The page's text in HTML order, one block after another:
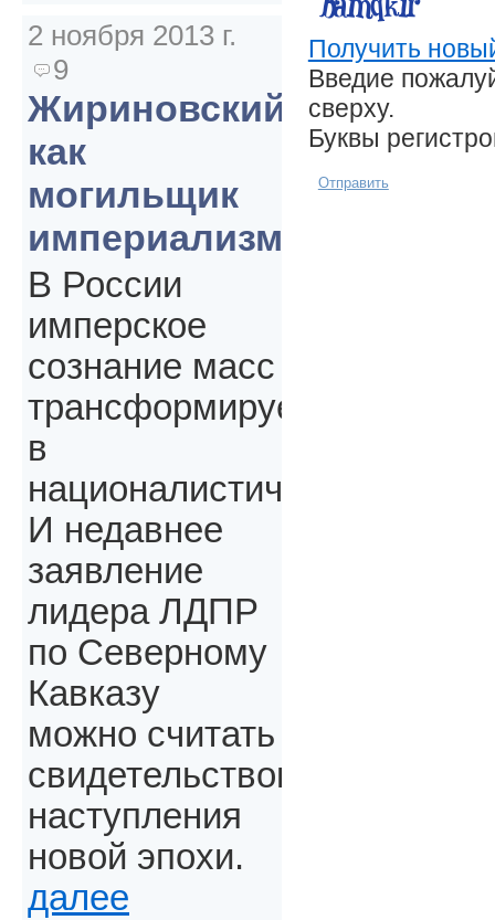
Получить
Введие
сверху.
Буквы
Отправить
2 ноября 2013 г.
9
Жириновский
как
могильщик
империализма
В России
имперское
сознание масс
трансформируется
в
националистическое.
И недавнее
заявление
лидера ЛДПР
по Северному
Кавказу
можно считать
свидетельством
наступления
новой эпохи.
далее